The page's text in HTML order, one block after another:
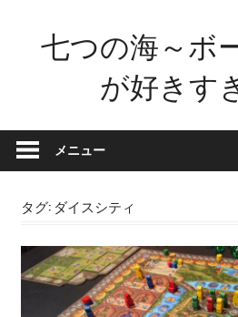
へ
キ
七つの海～ボ
が好きす
ー
ド
ー
が
好
メニュー
タグ: ダイスシティ